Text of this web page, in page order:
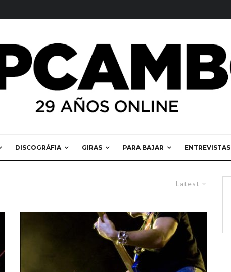
DISCOGRÁFIA GIRAS PARA BAJAR ENTREVISTAS
Latest